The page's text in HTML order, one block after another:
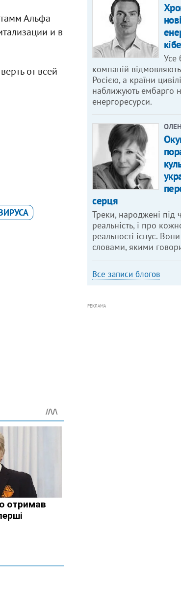
Альфа
и в
от всей
Усе
компаній
Росією, а країни
наближують ембарго
енергоресурси.
серця
Треки, народжені під
реальність, і про
реальності існує.
словами, якими
Все записи блогов
РЕКЛАМА